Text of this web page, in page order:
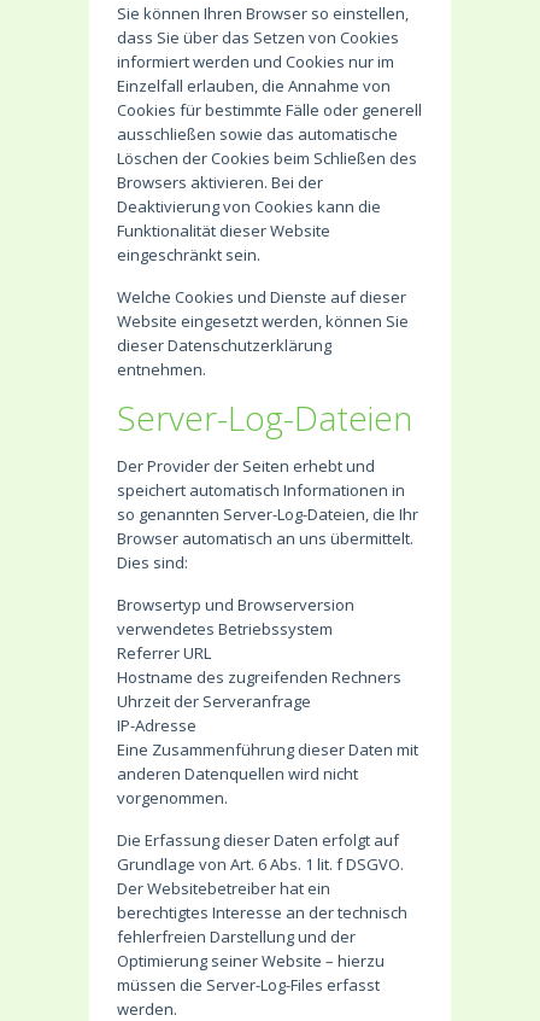
Sie können Ihren Browser so einstellen,
dass Sie über das Setzen von Cookies
informiert werden und Cookies nur im
Einzelfall erlauben, die Annahme von
Cookies für bestimmte Fälle oder generell
ausschließen sowie das automatische
Löschen der Cookies beim Schließen des
Browsers aktivieren. Bei der
Deaktivierung von Cookies kann die
Funktionalität dieser Website
eingeschränkt sein.
Welche Cookies und Dienste auf dieser
Website eingesetzt werden, können Sie
dieser Datenschutzerklärung
entnehmen.
Server-Log-Dateien
Der Provider der Seiten erhebt und
speichert automatisch Informationen in
so genannten Server-Log-Dateien, die Ihr
Browser automatisch an uns übermittelt.
Dies sind:
Browsertyp und Browserversion
verwendetes Betriebssystem
Referrer URL
Hostname des zugreifenden Rechners
Uhrzeit der Serveranfrage
IP-Adresse
Eine Zusammenführung dieser Daten mit
anderen Datenquellen wird nicht
vorgenommen.
Die Erfassung dieser Daten erfolgt auf
Grundlage von Art. 6 Abs. 1 lit. f DSGVO.
Der Websitebetreiber hat ein
berechtigtes Interesse an der technisch
fehlerfreien Darstellung und der
Optimierung seiner Website – hierzu
müssen die Server-Log-Files erfasst
werden.